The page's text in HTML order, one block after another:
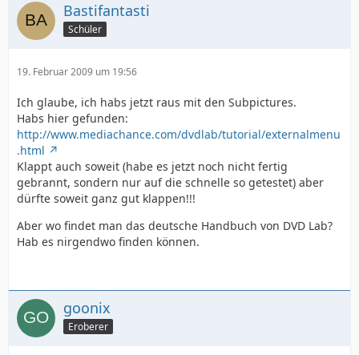
Bastifantasti
Schüler
19. Februar 2009 um 19:56
Ich glaube, ich habs jetzt raus mit den Subpictures.
Habs hier gefunden:
http://www.mediachance.com/dvdlab/tutorial/externalmenu
.html
Klappt auch soweit (habe es jetzt noch nicht fertig
gebrannt, sondern nur auf die schnelle so getestet) aber
dürfte soweit ganz gut klappen!!!
Aber wo findet man das deutsche Handbuch von DVD Lab?
Hab es nirgendwo finden können.
goonix
Eroberer